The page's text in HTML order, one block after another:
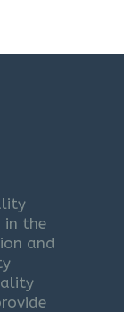
in the
and